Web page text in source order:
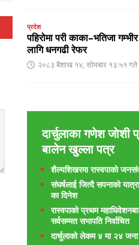
प्रदेश
पहिरोमा परी काका–भतिजा
लागि धनगढी रेफर
२०८३ बैशाख १४, सोमबार १३:५१ गते
दार्चुलाका गणेश जाेशी
बालेन खुल्ला पत्र
शैल्यशिखरमा रास्वपाकाे
संघर्षलाई जित्दै सपनाको
का दिनेश
रास्वपाको प्रथम
सर्वसम्मत सभापति निर्वाचित
दार्चुलाको लेकम ४ मा २४